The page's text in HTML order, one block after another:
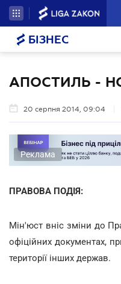
БІЗНЕС
АПОСТИЛЬ -
20 серпня 2014, 09:04
Реклама
ПРАВОВА ПОДІЯ:
Мін'юст вніс зміни до
офіційних документах,
території інших держав.